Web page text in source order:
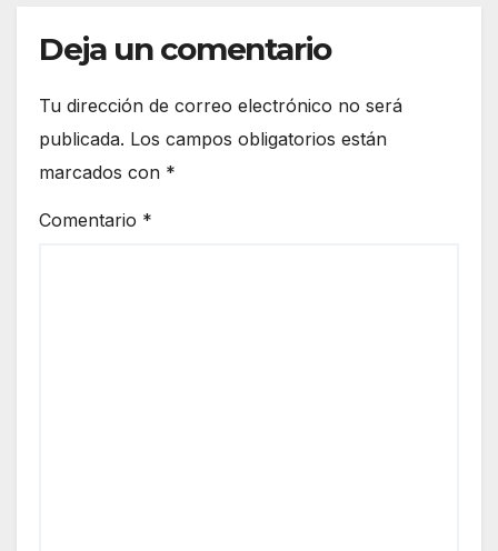
Deja un comentario
Tu dirección de correo electrónico no será
publicada. Los campos obligatorios están
marcados con *
Comentario *